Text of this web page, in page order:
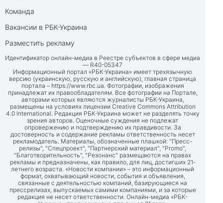
Команда
Вакансии в РБК-Украина
Разместить рекламу
Идентификатор онлайн-медиа в Реестре субъектов в сфере медиа
— R40-05347
Информационный портал «РБК-Украина» имеет трехязычную
версию (украинскую, русскую и английскую), главная страница
портала – https://www.rbc.ua. Фотографии, изображения
принадлежат их правообладателям. Все фотографии на Портале,
авторами которых являются журналисты РБК-Украина,
размещены на условиях лицензии Creative Commons Attribution
4.0 International. Редакция РБК-Украина может не разделять точку
зрения авторов. Оценочные суждения не подлежат
опровержению и подтверждению их правдивости. За
достоверность и содержание рекламы ответственность несет
рекламодатель. Материалы, обозначенные плашкой: "Пресс-
релизы", "Спецпроект", "Партнерский материал", "Promo",
"Благотворительность", "Резонанс" размещаются на правах
рекламы и предназначены, как правило, для лиц, достигших 21-
летнего возраста. «Новости компании» – это информационный
формат, охватывающий новости, события и объявления,
связанные с деятельностью компаний, базирующиеся на
прессрелизах, выпускаемых самими компаниями, и за которые
редакция не несет ответственности. Онлайн-медиа «РБК-